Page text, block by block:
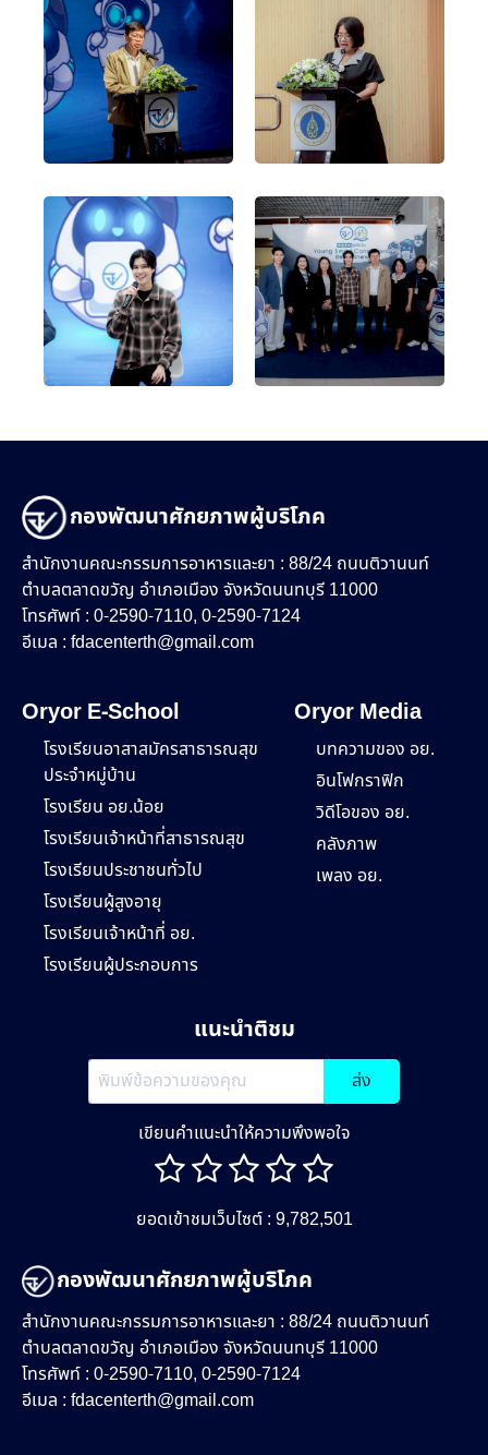
กองพัฒนาศักยภาพผู้บริโภค
สำนักงานคณะกรรมการอาหารและยา : 88/24 ถนนติวานนท์
ตำบลตลาดขวัญ อำเภอเมือง จังหวัดนนทบุรี 11000
โทรศัพท์ : 0-2590-7110, 0-2590-7124
อีเมล : fdacenterth@gmail.com
Oryor E-School
โรงเรียนอาสาสมัครสาธารณสุข
ประจำหมู่บ้าน
โรงเรียน อย.น้อย
โรงเรียนเจ้าหน้าที่สาธารณสุข
โรงเรียนประชาชนทั่วไป
โรงเรียนผู้สูงอายุ
โรงเรียนเจ้าหน้าที่ อย.
โรงเรียนผู้ประกอบการ
Oryor Media
บทความของ อย.
อินโฟกราฟิก
วิดีโอของ อย.
คลังภาพ
เพลง อย.
แนะนำติชม
ส่ง
เขียนคำแนะนำให้ความพึงพอใจ
ยอดเข้าชมเว็บไซต์ : 9,782,501
กองพัฒนาศักยภาพผู้บริโภค
สำนักงานคณะกรรมการอาหารและยา : 88/24 ถนนติวานนท์
ตำบลตลาดขวัญ อำเภอเมือง จังหวัดนนทบุรี 11000
โทรศัพท์ : 0-2590-7110, 0-2590-7124
อีเมล : fdacenterth@gmail.com